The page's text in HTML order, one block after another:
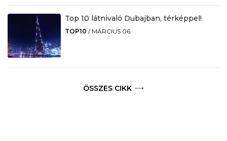
Top 10 látnivaló Dubajban, térképpel!
TOP10 / MÁRCIUS 06.
ÖSSZES CIKK